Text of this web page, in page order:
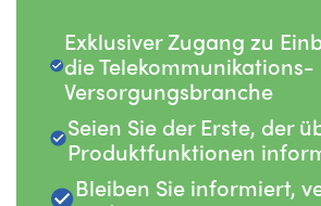
Exklusiver Zugang zu
die Telekommunikations-
Versorgungsbranche
Seien Sie der Erste, der
Produktfunktionen
Bleiben Sie informiert,